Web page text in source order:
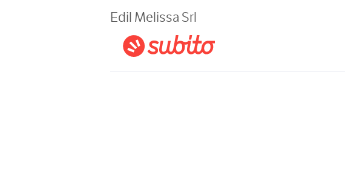
Edil Melissa Srl